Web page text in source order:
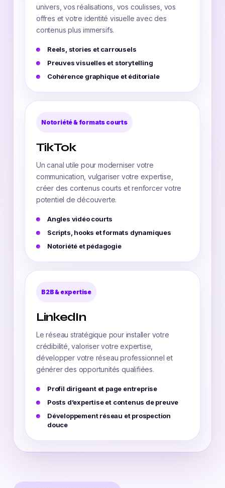
univers, vos réalisations, vos coulisses, vos
offres et votre identité visuelle avec des
contenus plus immersifs.
Reels, stories et carrousels
Preuves visuelles et storytelling
Cohérence graphique et éditoriale
Notoriété & formats courts
TikTok
Un canal utile pour moderniser votre
communication, vulgariser votre expertise,
créer des contenus courts et renforcer votre
potentiel de découverte.
Angles vidéo courts
Scripts, hooks et formats dynamiques
Notoriété et pédagogie
B2B & expertise
LinkedIn
Le réseau stratégique pour installer votre
crédibilité, valoriser votre expertise,
développer votre réseau professionnel et
générer des opportunités qualifiées.
Profil dirigeant et page entreprise
Posts d’expertise et contenus de preuve
Développement réseau et prospection
douce